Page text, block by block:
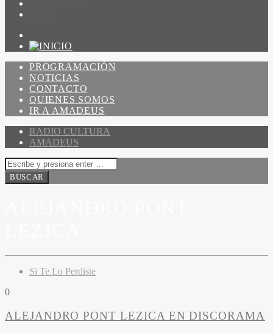
PROGRAMACIÓN
NOTICIAS
CONTACTO
QUIENES SOMOS
IR A AMADEUS
RADIO CULTURA
AMADEUS
Si Te Lo Perdiste
0
ALEJANDRO PONT LEZICA EN DISCORAMA